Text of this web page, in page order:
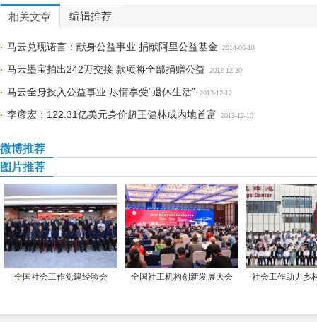
相关文章 编辑推荐
马云兑现诺言：献身公益事业 捐献阿里公益基金 2014-06-10
马云墨宝拍出242万交接 款项将全部捐赠公益 2013-12-30
马云全身投入公益事业 尽情享受“退休生活” 2013-12-12
李彦宏：122.31亿美元身价超王健林成内地首富 2013-12-10
微博推荐
图片推荐
全国社会工作党建经验会 全国社工机构创新发展大会 社会工作助力乡